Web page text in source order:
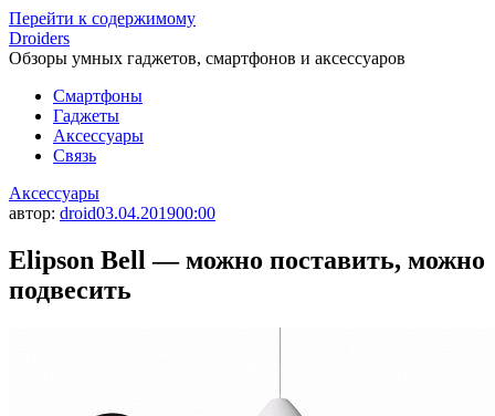
Перейти к содержимому
Droiders
Обзоры умных гаджетов, смартфонов и аксессуаров
Смартфоны
Гаджеты
Аксессуары
Связь
Аксессуары
автор: droid03.04.201900:00
Elipson Bell — можно поставить, можно
подвесить